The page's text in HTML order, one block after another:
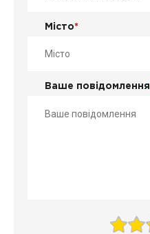
Місто*
Ваше повідомлення